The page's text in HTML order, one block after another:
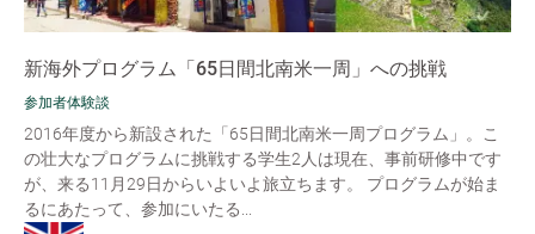
新海外プログラム「65日間北南米一周」への挑戦
参加者体験談
2016年度から新設された「65日間北南米一周プログラム」。こ
の壮大なプログラムに挑戦する学生2人は現在、事前研修中です
が、来る11月29日からいよいよ旅立ちます。 プログラムが始ま
るにあたって、参加にいたる...